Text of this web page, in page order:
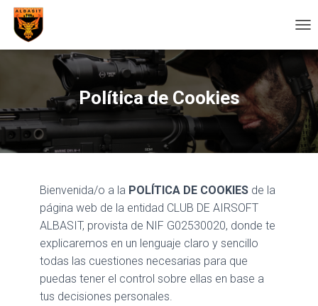
A
B
A
R
M
O
Política de Cookies
Bienvenida/o a la POLÍTICA DE COOKIESde la
página web de la entidad CLUB DE AIRSOFT
ALBASIT, provista de NIF G02530020, donde te
explicaremos en un lenguaje claro y sencillo
todas las cuestiones necesarias para que
puedas tener el control sobre ellas en base a
tus decisiones personales.